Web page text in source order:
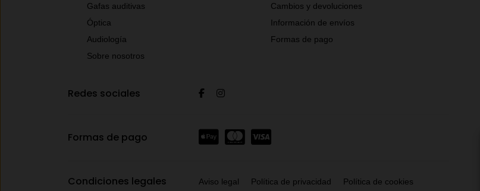
Gafas auditivas
Óptica
Audiología
Sobre nosotros
Cambios y devoluciones
Información de envíos
Formas de pago
Redes sociales
Formas de pago
Condiciones legales Aviso legal Política de privacidad Política de cookies